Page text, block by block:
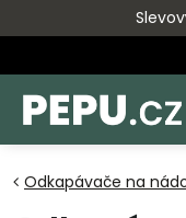
Odkapávače na